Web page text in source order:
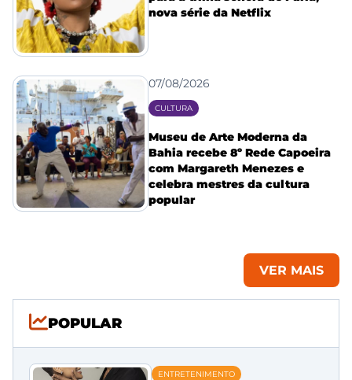
nova série da Netflix
07/08/2026
CULTURA
Museu de Arte Moderna da
Bahia recebe 8º Rede Capoeira
com Margareth Menezes e
celebra mestres da cultura
popular
VER MAIS
POPULAR
ENTRETENIMENTO